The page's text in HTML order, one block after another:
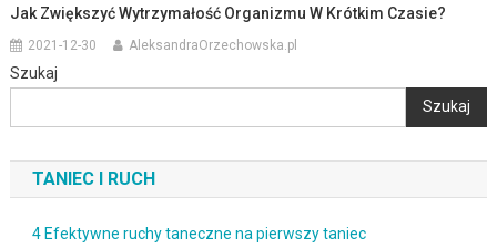
Jak Zwiększyć Wytrzymałość Organizmu W Krótkim Czasie?
2021-12-30 AleksandraOrzechowska.pl
Szukaj
Szukaj
TANIEC I RUCH
4 Efektywne ruchy taneczne na pierwszy taniec